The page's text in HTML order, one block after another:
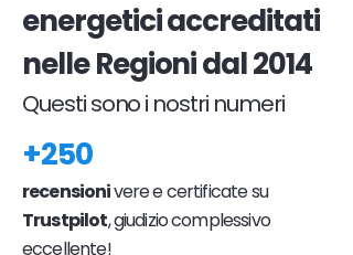
energetici accreditati
nelle Regioni dal 2014
Questi sono i nostri numeri
+250
recensionivere e certificate su
Trustpilot, giudizio complessivo
eccellente!